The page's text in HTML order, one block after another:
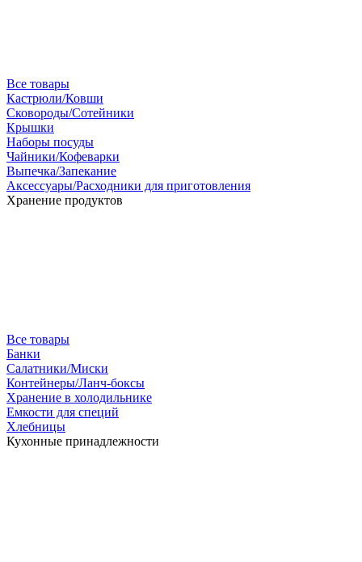
Все товары
Кастрюли/Ковши
Сковороды/Сотейники
Крышки
Наборы посуды
Чайники/Кофеварки
Выпечка/Запекание
Аксессуары/Расходники для приготовления
Хранение продуктов
Все товары
Банки
Салатники/Миски
Контейнеры/Ланч-боксы
Хранение в холодильнике
Емкости для специй
Хлебницы
Кухонные принадлежности